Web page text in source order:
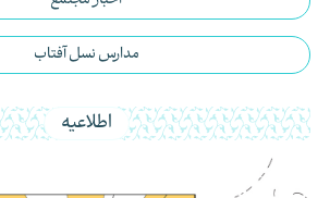
مدارس نسل آفتاب
اطلاعیه